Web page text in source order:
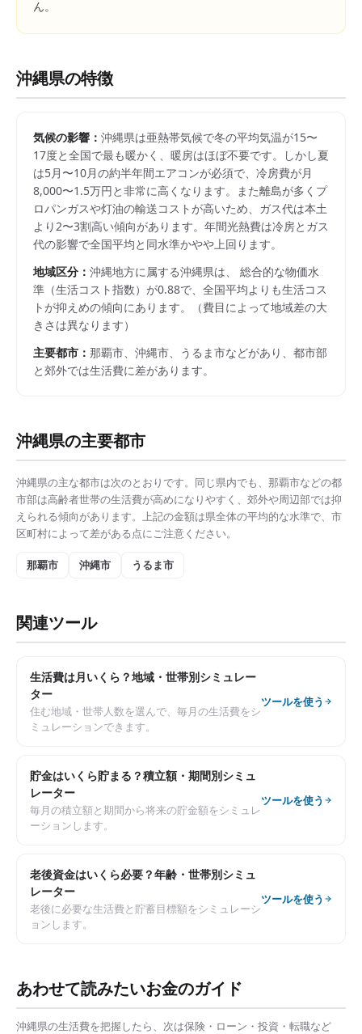
ん。
沖縄県の特徴
気候の影響： 沖縄県は亜熱帯気候で冬の平均気温が15〜
17度と全国で最も暖かく、暖房はほぼ不要です。しかし夏
は5月〜10月の約半年間エアコンが必須で、冷房費が月
8,000〜1.5万円と非常に高くなります。また離島が多くプ
ロパンガスや灯油の輸送コストが高いため、ガス代は本土
より2〜3割高い傾向があります。年間光熱費は冷房とガス
代の影響で全国平均と同水準かやや上回ります。
地域区分： 沖縄地方に属する沖縄県は、 総合的な物価水
準（生活コスト指数）が0.88で、 全国平均よりも生活コス
トが抑えめの傾向にあります。
（費目によって地域差の大
きさは異なります）
主要都市： 那覇市、沖縄市、うるま市などがあり、都市部
と郊外では生活費に差があります。
沖縄県の主要都市
沖縄県の主な都市は次のとおりです。同じ県内でも、 那覇市などの都
市部は高齢者世帯の生活費が高めになりやすく、郊外や周辺部では抑
えられる傾向があります。上記の金額は県全体の平均的な水準で、市
区町村によって差がある点にご注意ください。
那覇市 沖縄市 うるま市
関連ツール
生活費は月いくら？地域・世帯別シミュレー
ター
住む地域・世帯人数を選んで、毎月の生活費をシ
ミュレーションできます。
ツールを使う
貯金はいくら貯まる？積立額・期間別シミュ
レーター
毎月の積立額と期間から将来の貯金額をシミュレ
ーションします。
ツールを使う
老後資金はいくら必要？年齢・世帯別シミュ
レーター
老後に必要な生活費と貯蓄目標額をシミュレーシ
ョンします。
ツールを使う
あわせて読みたいお金のガイド
沖縄県の生活費を把握したら、次は保険・ローン・投資・転職など